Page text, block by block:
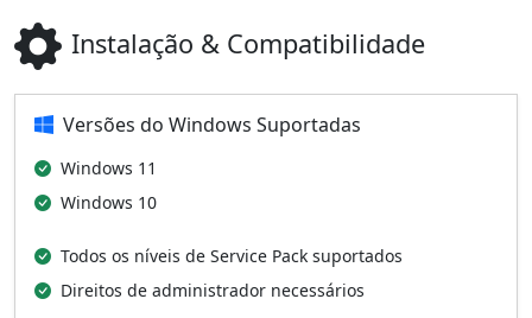
Instalação & Compatibilidade
Versões do Windows Suportadas
Windows 11
Windows 10
Todos os níveis de Service Pack suportados
Direitos de administrador necessários